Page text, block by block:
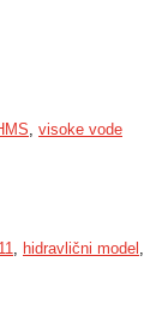
, visoke vode
, hidravlični model ,